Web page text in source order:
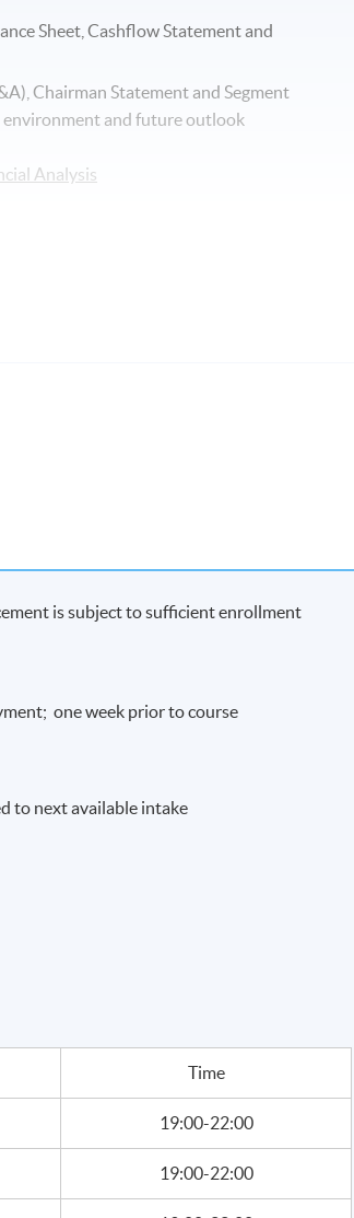
Sheet, Cashflow Statement and
Chairman Statement and Segment
environment and future outlook
Analysis
and valuation multiples
used by institutional investors
used by research analysts
stock split and bonus issues etc- from
is subject to sufficient enrollment
one week prior to course
to next available intake
Time
19:00-22:00
19:00-22:00